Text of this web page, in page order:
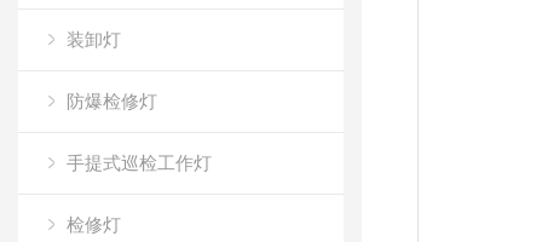
装卸灯
防爆检修灯
手提式巡检工作灯
检修灯